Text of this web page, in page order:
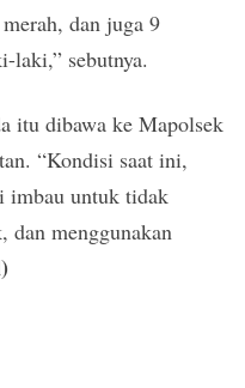
dan juga 9
laki,” sebutnya.
itu dibawa ke Mapolsek
“Kondisi saat ini,
imbau untuk tidak
dan menggunakan